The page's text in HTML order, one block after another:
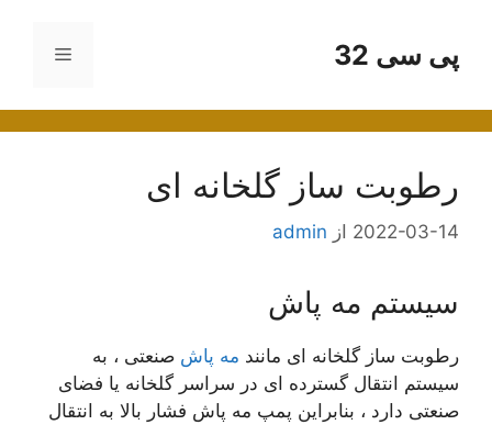
پی سی 32 فهرست
رطوبت ساز گلخانه ای
2022-03-14 ازadmin
سیستم مه پاش
رطوبت ساز گلخانه ای مانندمه پاش صنعتی ، به
سیستم انتقال گسترده ای در سراسر گلخانه یا فضای
صنعتی دارد ، بنابراین پمپ مه پاش فشار بالا به انتقال